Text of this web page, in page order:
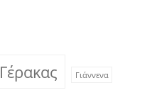
Γέρακας Γιάννενα